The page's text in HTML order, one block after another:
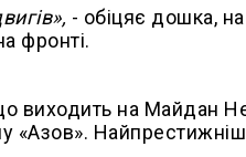
- обіцяє дошка,
фронті.
виходить на Майдан
«Азов».